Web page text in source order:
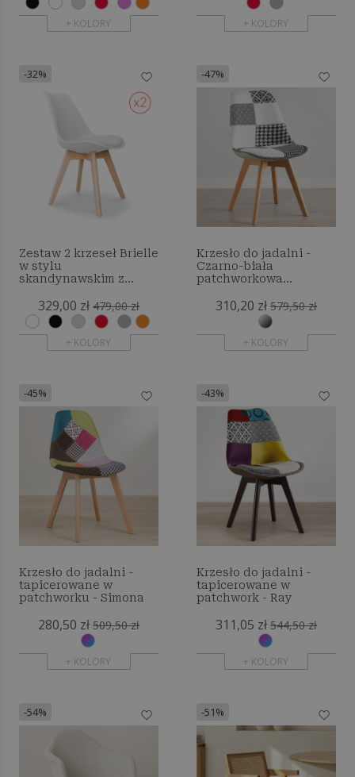
+ KOLORY + KOLORY
-32%
Zestaw 2 krzeseł Brielle
w stylu
skandynawskim z
329,00 zł 479,00 zł
+ KOLORY
-47%
Krzesło do jadalni -
Czarno-biała
patchworkowa
- Sam310,20 zł 579,50 zł
+ KOLORY
-45%
Krzesło do jadalni -
tapicerowane w
patchworku - Simona
280,50 zł 509,50 zł
+ KOLORY
-43%
Krzesło do jadalni -
tapicerowane w
patchwork - Ray
311,05 zł 544,50 zł
+ KOLORY
-54% -51%